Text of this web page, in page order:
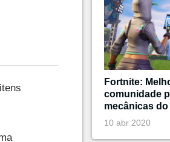
Fortnite:
comunidade
mecânicas do
10 abr 2020